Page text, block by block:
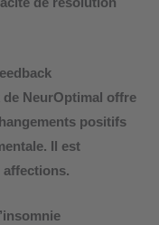
de résolution
de NeurOptimal offre
positifs
Il est
affections.